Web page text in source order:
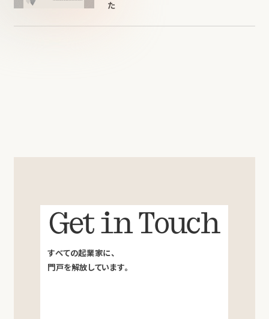
た
Get in Touch
すべての起業家に、
門戸を解放しています。